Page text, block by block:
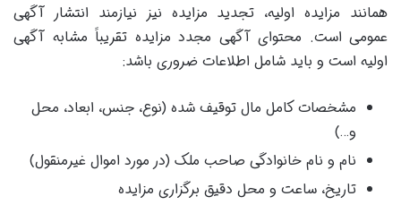
همانند مزایده اولیه، تجدید مزایده نیز نیازمند انتشار آگهی
عمومی است. محتوای آگهی مجدد مزایده تقریباً مشابه آگهی
اولیه است و باید شامل اطلاعات ضروری باشد:
مشخصات کامل مال توقیف شده (نوع، جنس، ابعاد، محل
و…)
نام و نام خانوادگی صاحب ملک (در مورد اموال غیرمنقول)
تاریخ، ساعت و محل دقیق برگزاری مزایده